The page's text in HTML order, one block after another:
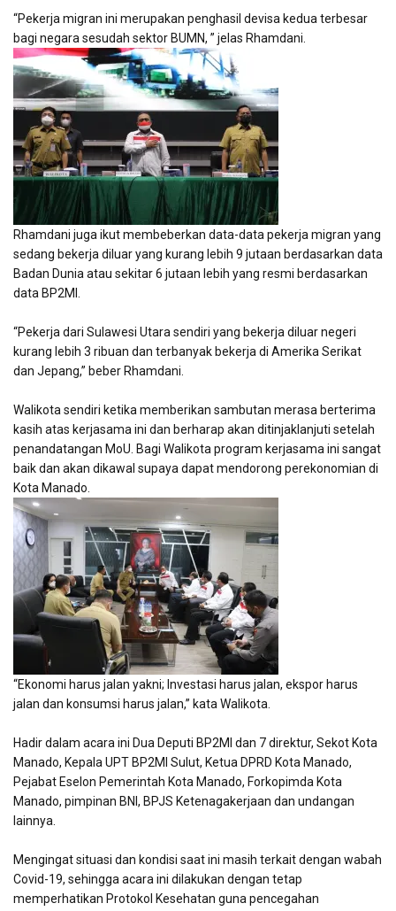
“Pekerja migran ini merupakan penghasil devisa kedua terbesar
bagi negara sesudah sektor BUMN, ” jelas Rhamdani.
Rhamdani juga ikut membeberkan data-data pekerja migran yang
sedang bekerja diluar yang kurang lebih 9 jutaan berdasarkan data
Badan Dunia atau sekitar 6 jutaan lebih yang resmi berdasarkan
data BP2MI.
“Pekerja dari Sulawesi Utara sendiri yang bekerja diluar negeri
kurang lebih 3 ribuan dan terbanyak bekerja di Amerika Serikat
dan Jepang,” beber Rhamdani.
Walikota sendiri ketika memberikan sambutan merasa berterima
kasih atas kerjasama ini dan berharap akan ditinjaklanjuti setelah
penandatangan MoU. Bagi Walikota program kerjasama ini sangat
baik dan akan dikawal supaya dapat mendorong perekonomian di
Kota Manado.
“Ekonomi harus jalan yakni; Investasi harus jalan, ekspor harus
jalan dan konsumsi harus jalan,” kata Walikota.
Hadir dalam acara ini Dua Deputi BP2MI dan 7 direktur, Sekot Kota
Manado, Kepala UPT BP2MI Sulut, Ketua DPRD Kota Manado,
Pejabat Eselon Pemerintah Kota Manado, Forkopimda Kota
Manado, pimpinan BNI, BPJS Ketenagakerjaan dan undangan
lainnya.
Mengingat situasi dan kondisi saat ini masih terkait dengan wabah
Covid-19, sehingga acara ini dilakukan dengan tetap
memperhatikan Protokol Kesehatan guna pencegahan